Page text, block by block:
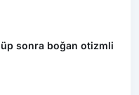
sonra boğan otizmli